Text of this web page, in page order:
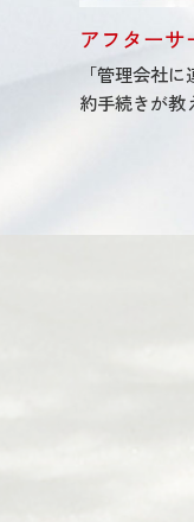
アフターサ
「管理会社
約手続きが教